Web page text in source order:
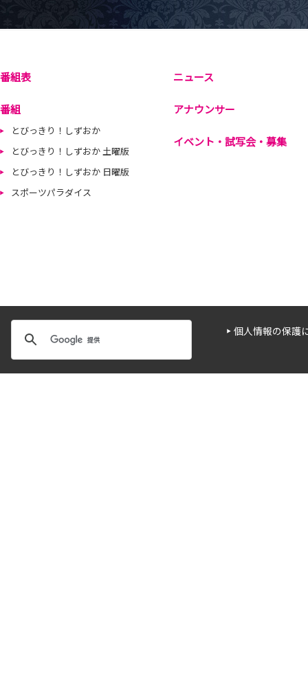
番組表
番組
とびっきり！しずおか
とびっきり！しずおか 土曜版
とびっきり！しずおか 日曜版
スポーツパラダイス
ニュース
アナウンサー
イベント・試写会・募集
個人情報の保護